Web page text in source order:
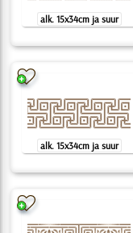
alk. 15x34cm ja suur
alk. 15x34cm ja suur